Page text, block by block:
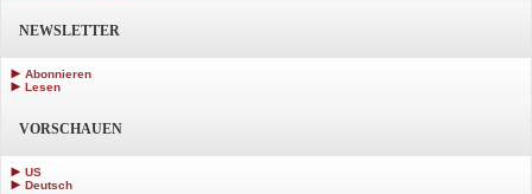
NEWSLETTER
Abonnieren
Lesen
VORSCHAUEN
US
Deutsch